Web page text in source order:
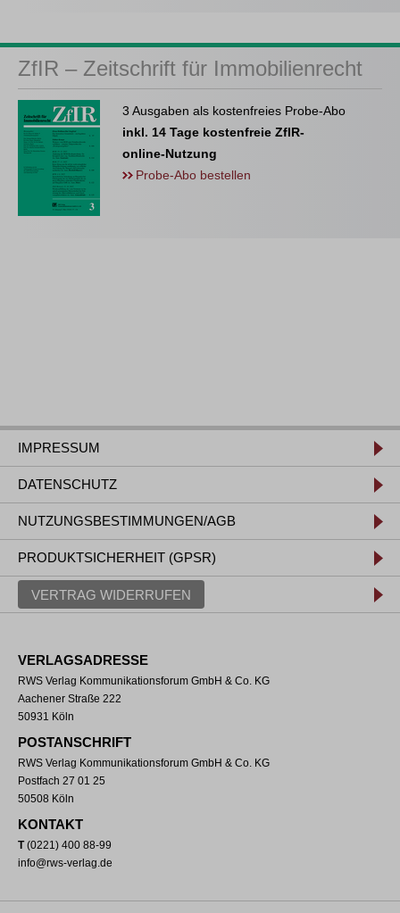
ZfIR – Zeitschrift für Immobilienrecht
3 Ausgaben als kostenfreies Probe-Abo
inkl. 14 Tage kostenfreie ZfIR-
online-Nutzung
Probe-Abo bestellen
IMPRESSUM
DATENSCHUTZ
NUTZUNGSBESTIMMUNGEN/AGB
PRODUKTSICHERHEIT (GPSR)
VERTRAG WIDERRUFEN
VERLAGSADRESSE
RWS Verlag Kommunikationsforum GmbH & Co. KG
Aachener Straße 222
50931 Köln
POSTANSCHRIFT
RWS Verlag Kommunikationsforum GmbH & Co. KG
Postfach 27 01 25
50508 Köln
KONTAKT
T(0221) 400 88-99
info@rws-verlag.de